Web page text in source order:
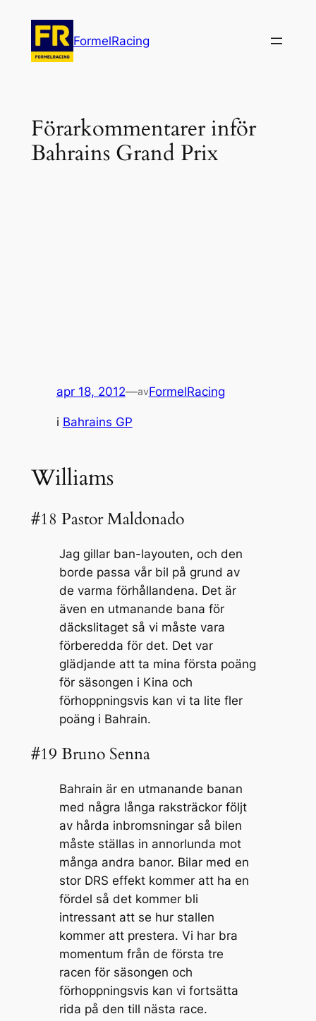
innehåll
FormelRacing
Förarkommentarer inför
Bahrains Grand Prix
apr 18, 2012—avFormelRacing
i Bahrains GP
Williams
#18 Pastor Maldonado
Jag gillar ban-layouten, och den
borde passa vår bil på grund av
de varma förhållandena. Det är
även en utmanande bana för
däckslitaget så vi måste vara
förberedda för det. Det var
glädjande att ta mina första poäng
för säsongen i Kina och
förhoppningsvis kan vi ta lite fler
poäng i Bahrain.
#19 Bruno Senna
Bahrain är en utmanande banan
med några långa raksträckor följt
av hårda inbromsningar så bilen
måste ställas in annorlunda mot
många andra banor. Bilar med en
stor DRS effekt kommer att ha en
fördel så det kommer bli
intressant att se hur stallen
kommer att prestera. Vi har bra
momentum från de första tre
racen för säsongen och
förhoppningsvis kan vi fortsätta
rida på den till nästa race.